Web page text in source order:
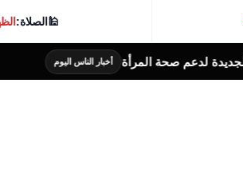
🕌الصلاة:
لدعم صحة المرأة أخبار الناس اليوم